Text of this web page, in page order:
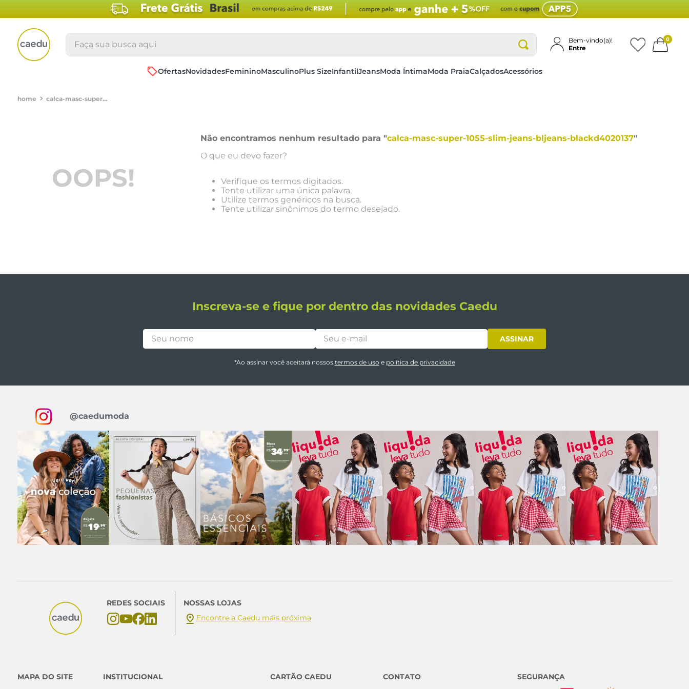
Faça sua busca aqui
Bem-vindo(a)!
Entre
0
OfertasNovidadesFemininoMasculinoPlus SizeInfantilJeansModa ÍntimaModa PraiaCalçadosAcessórios
calca-masc-super-1055-slim-jeans-bljeans-blackd4020137
OOPS!
Não encontramos nenhum resultado para "calca-masc-super-1055-slim-jeans-bljeans-blackd4020137"
O que eu devo fazer?
Verifique os termos digitados.
Tente utilizar uma única palavra.
Utilize termos genéricos na busca.
Tente utilizar sinônimos do termo desejado.
Inscreva-se e fique por dentro das novidades Caedu
ASSINAR
*Ao assinar você aceitará nossos termos de uso e política de privacidade
@caedumoda
REDES SOCIAIS
NOSSAS LOJAS
Encontre a Caedu mais próxima
MAPA DO SITE INSTITUCIONAL CARTÃO CAEDU CONTATO SEGURANÇA